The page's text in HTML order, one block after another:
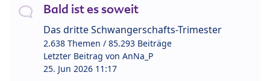
Bald ist es soweit
Das dritte Schwangerschafts-Trimester
2.638 Themen / 85.293 Beiträge
Letzter Beitrag von AnNa_P
25. Jun 2026 11:17